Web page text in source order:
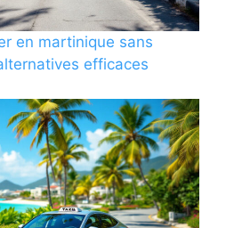
en martinique sans
efficaces